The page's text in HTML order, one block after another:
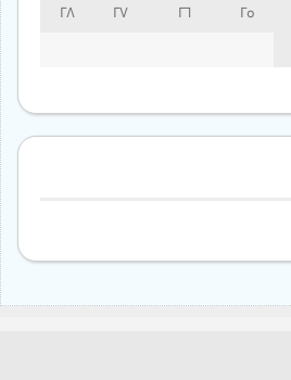
25
26
27
28